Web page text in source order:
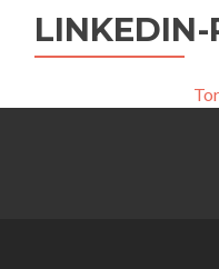
LINKEDIN-